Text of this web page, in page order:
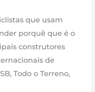
que usam
porquê que é o
construtores
de
Todo o Terreno,